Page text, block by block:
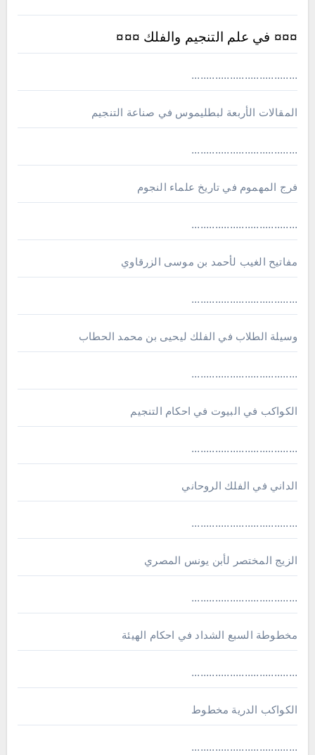
¤¤¤ في علم التنجيم والفلك ¤¤¤
....................................
المقالات الأربعة لبطليموس في صناعة التنجيم
....................................
فرج المهموم في تاريخ علماء النجوم
....................................
مفاتيح الغيب لأحمد بن موسى الزرقاوي
....................................
وسيلة الطلاب في الفلك ليحيى بن محمد الحطاب
....................................
الكواكب في البيوت في احكام التنجيم
....................................
الداني في الفلك الروحاني
....................................
الزيج المختصر لأبن يونس المصري
....................................
مخطوطة السبع الشداد في احكام الهيئة
....................................
الكواكب الدرية مخطوط
....................................